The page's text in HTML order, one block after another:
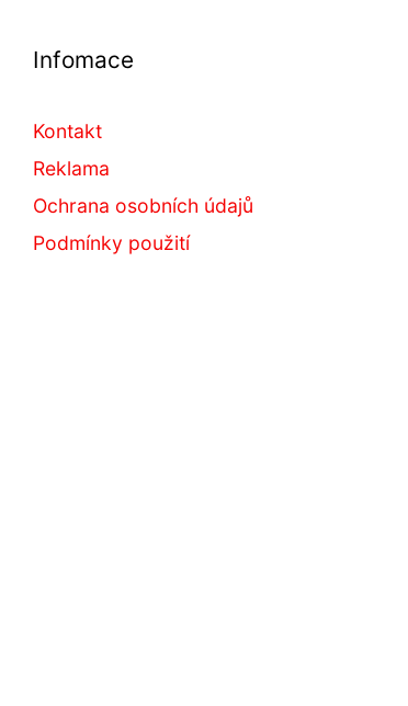
Infomace
Kontakt
Reklama
Ochrana osobních údajů
Podmínky použití